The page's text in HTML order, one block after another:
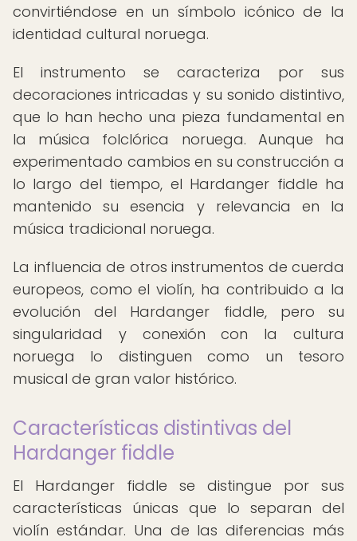
convirtiéndose en un símbolo icónico de la
identidad cultural noruega.
El instrumento se caracteriza por sus
decoraciones intricadas y su sonido distintivo,
que lo han hecho una pieza fundamental en
la música folclórica noruega. Aunque ha
experimentado cambios en su construcción a
lo largo del tiempo, el Hardanger fiddle ha
mantenido su esencia y relevancia en la
música tradicional noruega.
La influencia de otros instrumentos de cuerda
europeos, como el violín, ha contribuido a la
evolución del Hardanger fiddle, pero su
singularidad y conexión con la cultura
noruega lo distinguen como un tesoro
musical de gran valor histórico.
Características distintivas del
Hardanger fiddle
El Hardanger fiddle se distingue por sus
características únicas que lo separan del
violín estándar. Una de las diferencias más